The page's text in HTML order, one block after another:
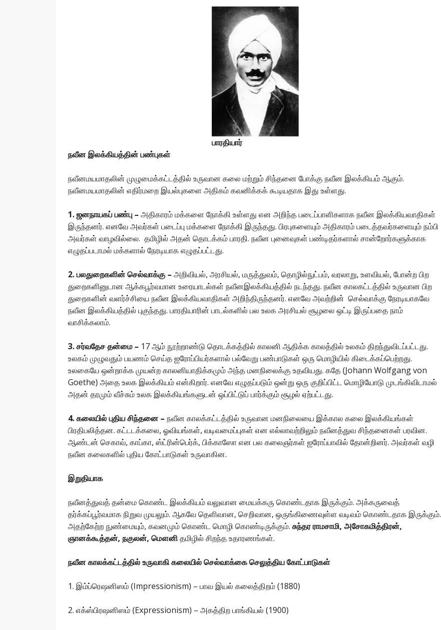
பாரதியார்
நவீன இலக்கியத்தின் பண்புகள்
நவீனமயமாதலின் முழுமைக்கட்டத்தில் உருவான கலை மற்றும் சிந்தனை போக்கு நவீன இலக்கியம் ஆகும்.
நவீனமயமாதலின் எதிர்மறை இயல்புகளை அதிகம் கவனிக்கக் கூடியதாக இது உள்ளது.
1. ஜனநாயகப் பண்பு – அதிகாரம் மக்களை நோக்கி உள்ளது என அறிந்த படைப்பாளிகளாக நவீன இலக்கியவாதிகள்
இருந்தனர். எனவே அவர்கள் படைப்பு மக்களை நோக்கி இருந்தது. பிரபுகளையும் அதிகாரம் படைத்தவர்களையும் நம்பி
அவர்கள் வாழவில்லை. தமிழில் அதன் தொடக்கம் பாரதி. நவீன புனைவுகள் பண்டிதர்களால் சான்றோர்களுக்காக
எழுதப்படாமல் மக்களால் நேரடியாக எழுதப்பட்டது.
2. பலதுறைகளின் செல்வாக்கு – அறிவியல், அரசியல், மருத்துவம், தொழில்நுட்பம், வரலாறு, உளவியல், போன்ற பிற
துறைகளினுடான ஆக்கபூர்வமான உரையாடல்கள் நவீனஇலக்கியத்தில் நடந்தது. நவீன காலகட்டத்தில் உருவான பிற
துறைகளின் வளர்ச்சியை நவீன இலக்கியவாதிகள் அறிந்திருந்தனர். எனவே அவற்றின் செல்வாக்கு நேரடியாகவே
நவீன இலக்கியத்தில் புகுந்தது. பாரதியாரின் பாடல்களில் பல உலக அரசியல் சூழலை ஒட்டி இருப்பதை நாம்
வாசிக்கலாம்.
3. சர்வதேச தன்மை – 17 ஆம் நூற்றாண்டு தொடக்கத்தில் காலனி ஆதிக்க காலத்தில் உலகம் திறந்துவிடப்பட்டது.
உலகம் முழுவதும் பயணம் செய்த ஐரோப்பியர்களால் பல்வேறு பண்பாடுகள் ஒரு மொழியில் கிடைக்கப்பெற்றது.
உலகையே ஒன்றாக்க முயன்ற காலனியாதிக்கமும் அந்த மனநிலைக்கு உதவியது. கதே (Johann Wolfgang von
Goethe) அதை உலக இலக்கியம் என்கிறார். எனவே எழுதப்படும் ஒன்று ஒரு குறிப்பிட்ட மொழியோடு முடங்கிவிடாமல்
அதன் தரமும் வீச்சும் உலக இலக்கியங்களுடன் ஒப்பிட்டுப் பார்க்கும் சூழல் ஏற்பட்டது.
4. கலையில் புதிய சிந்தனை – நவீன காலக்கட்டத்தில் உருவான மனநிலையை இக்கால கலை இலக்கியங்கள்
பிரதிபலித்தன. கட்டடக்கலை, ஓவியங்கள், வடிவமைப்புகள் என எல்லாவற்றிலும் நவீனத்துவ சிந்தனைகள் பரவின.
ஆண்டன் செகாவ், காப்கா, ஸ்ட்ரின்பெர்க், பிக்காஸோ என பல கலைஞர்கள் ஐரோப்பாவில் தோன்றினர். அவர்கள் வழி
நவீன கலைகளில் புதிய கோட்பாடுகள் உருவாகின.
இறுதியாக
நவீனத்துவத் தன்மை கொண்ட இலக்கியம் வலுவான மையக்கரு கொண்டதாக இருக்கும். அக்கருவைத்
தர்க்கப்பூர்வமாக நிறுவ முயலும். ஆகவே தெளிவான, செறிவான, ஒருங்கிணைவுள்ள வடிவம் கொண்டதாக இருக்கும்.
அதற்கேற்ற நுண்மையும், கவனமும் கொண்ட மொழி கொண்டிருக்கும். சுந்தர ராமசாமி, அசோகமித்திரன்,
ஞானக்கூத்தன், நகுலன், மௌனிதமிழில் சிறந்த உதாரணங்கள்.
நவீன காலக்கட்டத்தில் உருவாகி கலையில் செல்வாக்கை செலுத்திய கோட்பாடுகள்
1. இம்ப்ரெஷனிஸம் (Impressionism) – பாவ இயல் கலைத்திறம் (1880)
2. எக்ஸ்பிரஷனிஸம் (Expressionism) – அகத்திற பாங்கியல் (1900)